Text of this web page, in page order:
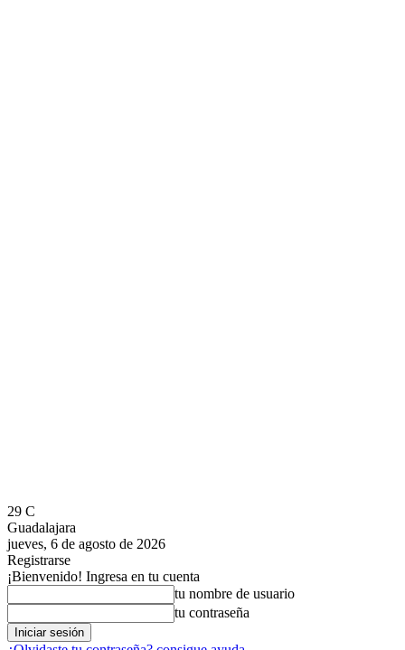
29 C
Guadalajara
jueves, 6 de agosto de 2026
Registrarse
¡Bienvenido! Ingresa en tu cuenta
tu nombre de usuario
tu contraseña